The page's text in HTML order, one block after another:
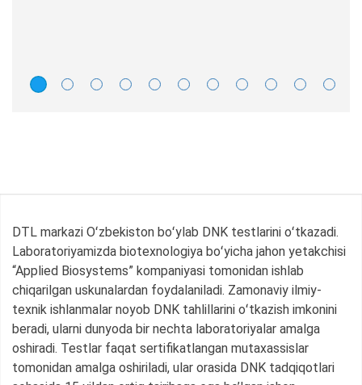
DTL markazi Oʻzbekiston boʻylab DNK testlarini oʻtkazadi.
Laboratoriyamizda biotexnologiya boʻyicha jahon yetakchisi
“Applied Biosystems” kompaniyasi tomonidan ishlab
chiqarilgan uskunalardan foydalaniladi. Zamonaviy ilmiy-
texnik ishlanmalar noyob DNK tahlillarini oʻtkazish imkonini
beradi, ularni dunyoda bir nechta laboratoriyalar amalga
oshiradi. Testlar faqat sertifikatlangan mutaxassislar
tomonidan amalga oshiriladi, ular orasida DNK tadqiqotlari